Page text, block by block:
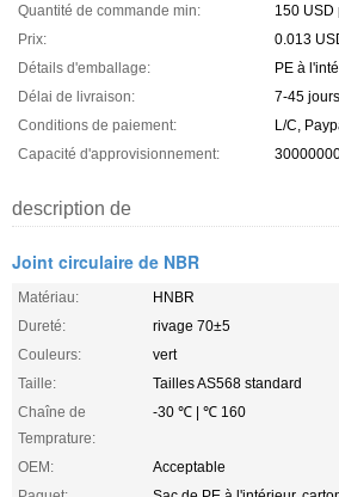
Quantité de commande min:
150 USD
Prix:
0.013
Détails d'emballage:
PE à
Délai de livraison:
7-45
Conditions de paiement:
L/C,
Capacité d'approvisionnement:
description de
Joint circulaire de NBR
Matériau:
HNBR
Dureté:
rivage 70±5
Couleurs:
vert
Taille:
Tailles AS568 standard
Chaîne de
Temprature:
-30 ℃ | ℃ 160
OEM:
Acceptable